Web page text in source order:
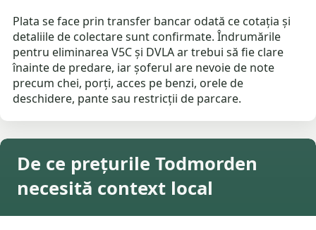
Plata se face prin transfer bancar odată ce cotația și
detaliile de colectare sunt confirmate. Îndrumările
pentru eliminarea V5C și DVLA ar trebui să fie clare
înainte de predare, iar șoferul are nevoie de note
precum chei, porți, acces pe benzi, orele de
deschidere, pante sau restricții de parcare.
De ce prețurile Todmorden
necesită context local